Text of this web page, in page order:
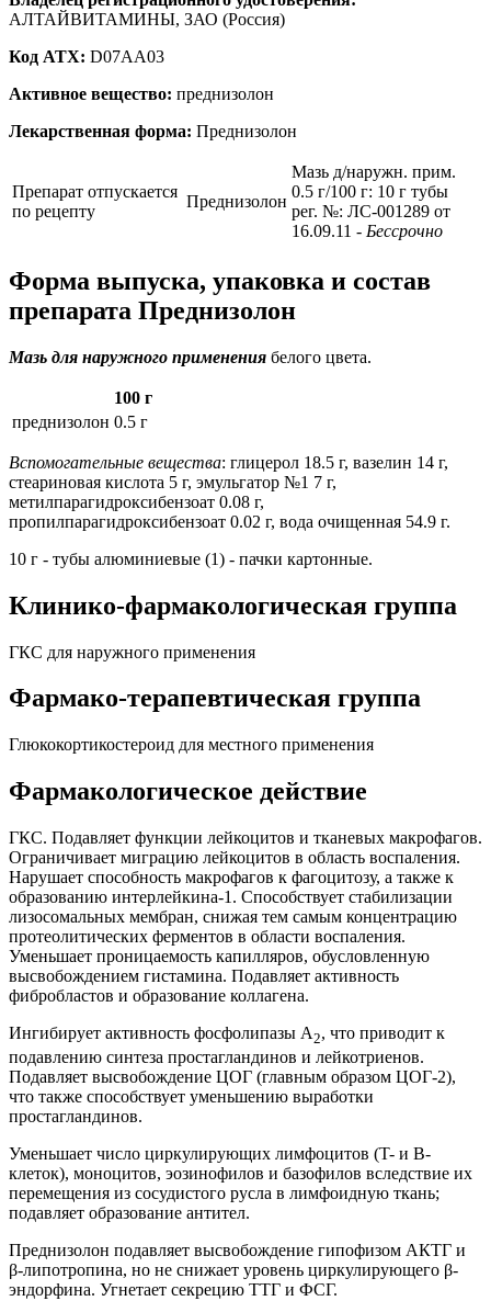
АЛТАЙВИТАМИНЫ, ЗАО (Россия)
Код ATX: D07AA03
Активное вещество: преднизолон
Лекарственная форма: Преднизолон
Препарат отпускается
по рецепту
Преднизолон
Мазь д/наружн. прим.
0.5 г/100 г: 10 г тубы
рег. №: ЛС-001289 от
16.09.11 - Бессрочно
Форма выпуска, упаковка и состав
препарата Преднизолон
Мазь для наружного применения белого цвета.
100 г
преднизолон 0.5 г
Вспомогательные вещества: глицерол 18.5 г, вазелин 14 г,
стеариновая кислота 5 г, эмульгатор №1 7 г,
метилпарагидроксибензоат 0.08 г,
пропилпарагидроксибензоат 0.02 г, вода очищенная 54.9 г.
10 г - тубы алюминиевые (1) - пачки картонные.
Клинико-фармакологическая группа
ГКС для наружного применения
Фармако-терапевтическая группа
Глюкокортикостероид для местного применения
Фармакологическое действие
ГКС. Подавляет функции лейкоцитов и тканевых макрофагов.
Ограничивает миграцию лейкоцитов в область воспаления.
Нарушает способность макрофагов к фагоцитозу, а также к
образованию интерлейкина-1. Способствует стабилизации
лизосомальных мембран, снижая тем самым концентрацию
протеолитических ферментов в области воспаления.
Уменьшает проницаемость капилляров, обусловленную
высвобождением гистамина. Подавляет активность
фибробластов и образование коллагена.
Ингибирует активность фосфолипазы А2, что приводит к
подавлению синтеза простагландинов и лейкотриенов.
Подавляет высвобождение ЦОГ (главным образом ЦОГ-2),
что также способствует уменьшению выработки
простагландинов.
Уменьшает число циркулирующих лимфоцитов (T- и B-
клеток), моноцитов, эозинофилов и базофилов вследствие их
перемещения из сосудистого русла в лимфоидную ткань;
подавляет образование антител.
Преднизолон подавляет высвобождение гипофизом АКТГ и
β-липотропина, но не снижает уровень циркулирующего β-
эндорфина. Угнетает секрецию ТТГ и ФСГ.